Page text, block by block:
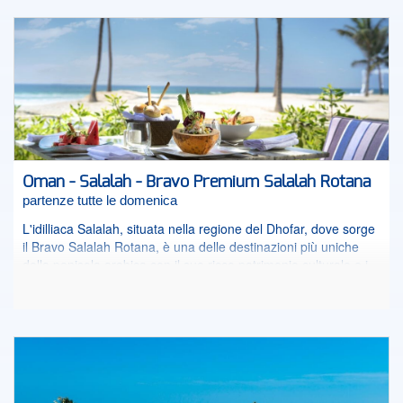
Oman - Salalah - Bravo Premium Salalah Rotana
partenze tutte le domenica
L'idilliaca Salalah, situata nella regione del Dhofar, dove sorge
il Bravo Salalah Rotana, è una delle destinazioni più uniche
della penisola arabica con il suo ricco patrimonio culturale e i
un’atmosfera rilassata, esotica ed elegante, immerso nella
perdita d’occhio? Il Bravo Salalah Rotana è il luogo ideale
dove viene proposto un soggiorno “Tutto Incluso” reso ancora